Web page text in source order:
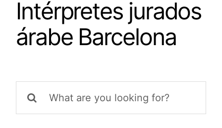
Tarifas
Blog
Intérpretes jurados
árabe Barcelona